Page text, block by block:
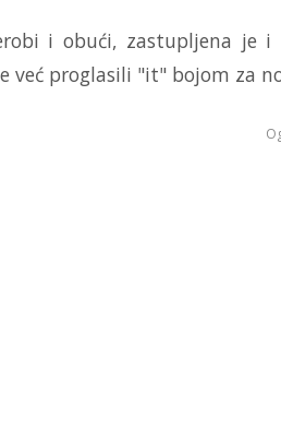
i obući, zastupljena
već proglasili "it" bojom za